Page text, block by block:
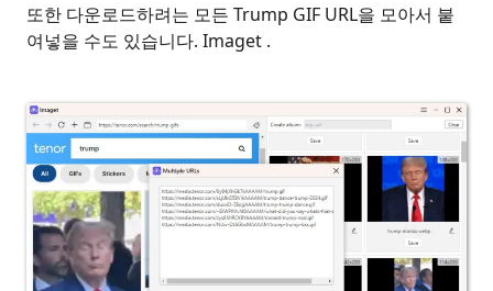
또한 다운로드하려는 모든 Trump GIF URL을 모아서 붙
여넣을 수도 있습니다. Imaget .